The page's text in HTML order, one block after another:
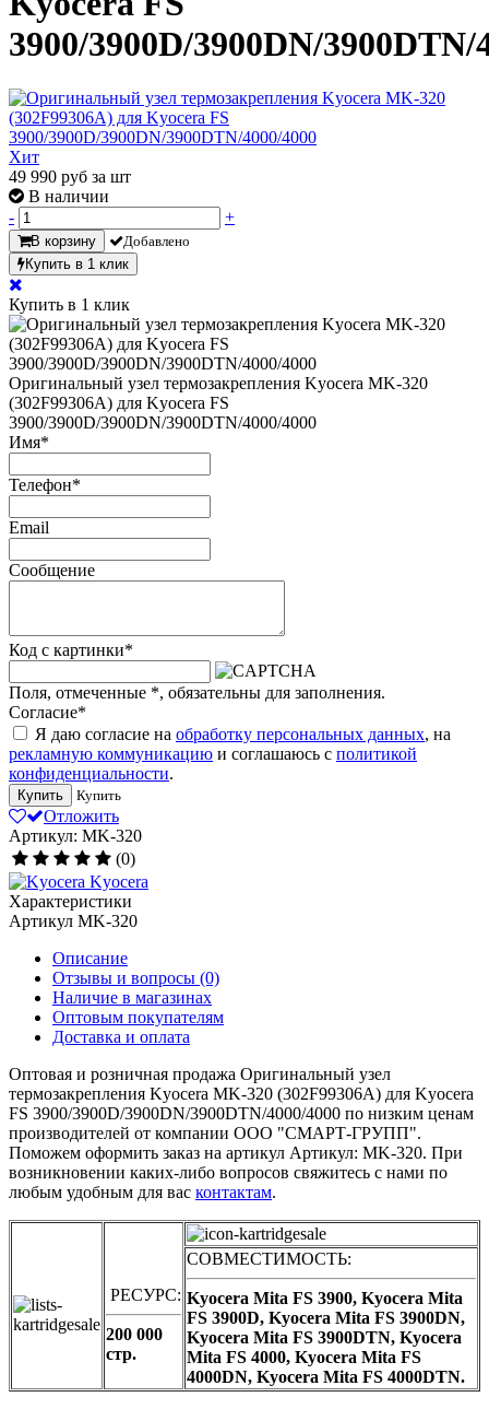
3900/3900D/3900DN/3900DTN/
Хит
49 990 руб за шт
В наличии
-
+
В корзину
Добавлено
Купить в 1 клик
Купить в 1 клик
Оригинальный узел термозакрепления Kyocera MK-320
(302F99306A) для Kyocera FS
3900/3900D/3900DN/3900DTN/4000/4000
Имя*
Телефон*
Email
Сообщение
Код с картинки*
Поля, отмеченные *, обязательны для заполнения.
Согласие*
Я даю согласие на обработку персональных данных, на
рекламную коммуникацию и соглашаюсь с политикой
конфиденциальности.
Купить Купить
Отложить
Артикул: MK-320
(0)
Kyocera
Характеристики
Артикул MK-320
Описание
Отзывы и вопросы (0)
Наличие в магазинах
Оптовым покупателям
Доставка и оплата
Оптовая и розничная продажа Оригинальный узел
термозакрепления Kyocera MK-320 (302F99306A) для Kyocera
FS 3900/3900D/3900DN/3900DTN/4000/4000 по низким ценам
производителей от компании ООО "СМАРТ-ГРУПП".
Поможем оформить заказ на артикул Артикул: MK-320. При
возникновении каких-либо вопросов свяжитесь с нами по
любым удобным для вас контактам.
РЕСУРС:
200 000
стр.
СОВМЕСТИМОСТЬ:
Kyocera Mita FS 3900, Kyocera Mita
FS 3900D, Kyocera Mita FS 3900DN,
Kyocera Mita FS 3900DTN, Kyocera
Mita FS 4000, Kyocera Mita FS
4000DN, Kyocera Mita FS 4000DTN.